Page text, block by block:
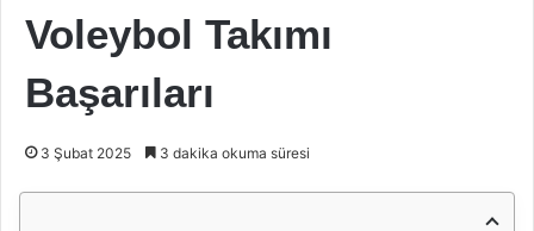
Voleybol Takımı
Başarıları
3 Şubat 2025 3 dakika okuma süresi